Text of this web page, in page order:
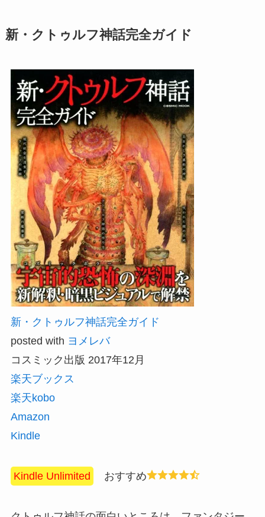
新・クトゥルフ神話完全ガイド
新・クトゥルフ神話完全ガイド
posted with ヨメレバ
コスミック出版 2017年12月
楽天ブックス
楽天kobo
Amazon
Kindle
Kindle Unlimited おすすめ